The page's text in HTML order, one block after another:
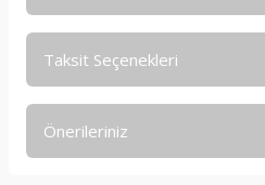
Taksit Seçenekleri
Önerileriniz